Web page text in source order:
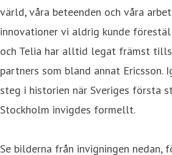
värld, våra beteenden och våra
innovationer vi aldrig kunde
och Telia har alltid legat främst
partners som bland annat Ericsson.
steg i historien när Sveriges första
Stockholm invigdes formellt.
Se bilderna från invigningen nedan,